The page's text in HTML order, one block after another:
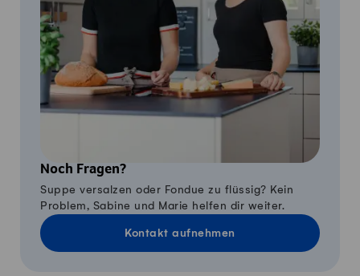
Noch Fragen?
Suppe versalzen oder Fondue zu flüssig? Kein
Problem, Sabine und Marie helfen dir weiter.
Kontakt aufnehmen